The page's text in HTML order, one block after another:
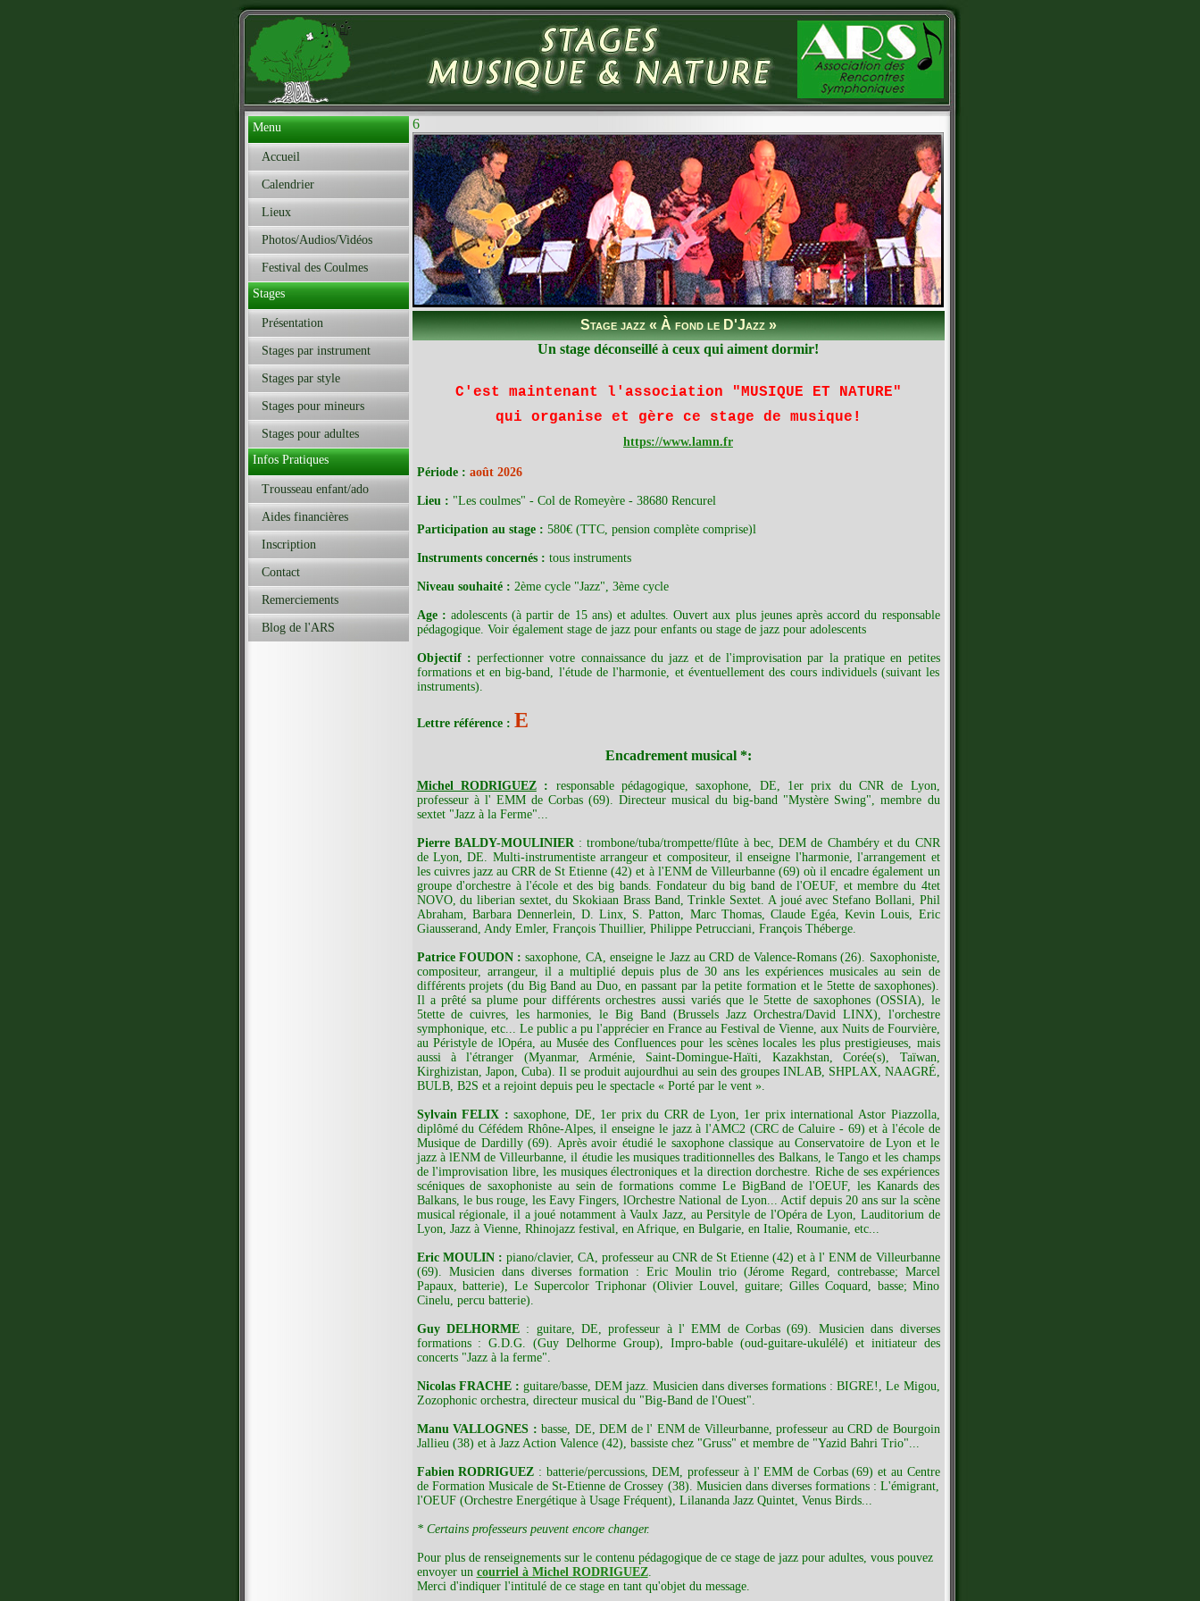
Menu
Accueil
Calendrier
Lieux
Photos/Audios/Vidéos
Festival des Coulmes
Stages
Présentation
Stages par instrument
Stages par style
Stages pour mineurs
Stages pour adultes
Infos Pratiques
Trousseau enfant/ado
Aides financières
Inscription
Contact
Remerciements
Blog de l'ARS
6
Stage jazz « À fond le D'Jazz »
Un stage déconseillé à ceux qui aiment dormir!
C'est maintenant l'association "MUSIQUE ET NATURE"
qui organise et gère ce stage de musique!
https://www.lamn.fr
Période : août 2026
Lieu : "Les coulmes" - Col de Romeyère - 38680 Rencurel
Participation au stage : 580€ (TTC, pension complète comprise)l
Instruments concernés : tous instruments
Niveau souhaité : 2ème cycle "Jazz", 3ème cycle
Age : adolescents (à partir de 15 ans) et adultes. Ouvert aux plus jeunes après accord du responsable
pédagogique. Voir également stage de jazz pour enfants ou stage de jazz pour adolescents
Objectif : perfectionner votre connaissance du jazz et de l'improvisation par la pratique en petites
formations et en big-band, l'étude de l'harmonie, et éventuellement des cours individuels (suivant les
instruments).
Lettre référence : E
Encadrement musical *:
Michel RODRIGUEZ: responsable pédagogique, saxophone, DE, 1er prix du CNR de Lyon,
professeur à l' EMM de Corbas (69). Directeur musical du big-band "Mystère Swing", membre du
sextet "Jazz à la Ferme"...
Pierre BALDY-MOULINIER: trombone/tuba/trompette/flûte à bec, DEM de Chambéry et du CNR
de Lyon, DE. Multi-instrumentiste arrangeur et compositeur, il enseigne l'harmonie, l'arrangement et
les cuivres jazz au CRR de St Etienne (42) et à l'ENM de Villeurbanne (69) où il encadre également un
groupe d'orchestre à l'école et des big bands. Fondateur du big band de l'OEUF, et membre du 4tet
NOVO, du liberian sextet, du Skokiaan Brass Band, Trinkle Sextet. A joué avec Stefano Bollani, Phil
Abraham, Barbara Dennerlein, D. Linx, S. Patton, Marc Thomas, Claude Egéa, Kevin Louis, Eric
Giausserand, Andy Emler, François Thuillier, Philippe Petrucciani, François Théberge.
Patrice FOUDON :saxophone, CA, enseigne le Jazz au CRD de Valence-Romans (26). Saxophoniste,
compositeur, arrangeur, il a multiplié depuis plus de 30 ans les expériences musicales au sein de
différents projets (du Big Band au Duo, en passant par la petite formation et le 5tette de saxophones).
Il a prêté sa plume pour différents orchestres aussi variés que le 5tette de saxophones (OSSIA), le
5tette de cuivres, les harmonies, le Big Band (Brussels Jazz Orchestra/David LINX), l'orchestre
symphonique, etc... Le public a pu l'apprécier en France au Festival de Vienne, aux Nuits de Fourvière,
au Péristyle de lOpéra, au Musée des Confluences pour les scènes locales les plus prestigieuses, mais
aussi à l'étranger (Myanmar, Arménie, Saint-Domingue-Haïti, Kazakhstan, Corée(s), Taïwan,
Kirghizistan, Japon, Cuba). Il se produit aujourdhui au sein des groupes INLAB, SHPLAX, NAAGRÉ,
BULB, B2S et a rejoint depuis peu le spectacle « Porté par le vent ».
Sylvain FELIX :saxophone, DE, 1er prix du CRR de Lyon, 1er prix international Astor Piazzolla,
diplômé du Céfédem Rhône-Alpes, il enseigne le jazz à l'AMC2 (CRC de Caluire - 69) et à l'école de
Musique de Dardilly (69). Après avoir étudié le saxophone classique au Conservatoire de Lyon et le
jazz à lENM de Villeurbanne, il étudie les musiques traditionnelles des Balkans, le Tango et les champs
de l'improvisation libre, les musiques électroniques et la direction dorchestre. Riche de ses expériences
scéniques de saxophoniste au sein de formations comme Le BigBand de l'OEUF, les Kanards des
Balkans, le bus rouge, les Eavy Fingers, lOrchestre National de Lyon... Actif depuis 20 ans sur la scène
musical régionale, il a joué notamment à Vaulx Jazz, au Persityle de l'Opéra de Lyon, Lauditorium de
Lyon, Jazz à Vienne, Rhinojazz festival, en Afrique, en Bulgarie, en Italie, Roumanie, etc...
Eric MOULIN : piano/clavier, CA, professeur au CNR de St Etienne (42) et à l' ENM de Villeurbanne
(69). Musicien dans diverses formation : Eric Moulin trio (Jérome Regard, contrebasse; Marcel
Papaux, batterie), Le Supercolor Triphonar (Olivier Louvel, guitare; Gilles Coquard, basse; Mino
Cinelu, percu batterie).
Guy DELHORME: guitare, DE, professeur à l' EMM de Corbas (69). Musicien dans diverses
formations : G.D.G. (Guy Delhorme Group), Impro-bable (oud-guitare-ukulélé) et initiateur des
concerts "Jazz à la ferme".
Nicolas FRACHE : guitare/basse, DEM jazz. Musicien dans diverses formations : BIGRE!, Le Migou,
Zozophonic orchestra, directeur musical du "Big-Band de l'Ouest".
Manu VALLOGNES : basse, DE, DEM de l' ENM de Villeurbanne, professeur au CRD de Bourgoin
Jallieu (38) et à Jazz Action Valence (42), bassiste chez "Gruss" et membre de "Yazid Bahri Trio"...
Fabien RODRIGUEZ : batterie/percussions, DEM, professeur à l' EMM de Corbas (69) et au Centre
de Formation Musicale de St-Etienne de Crossey (38). Musicien dans diverses formations : L'émigrant,
l'OEUF (Orchestre Energétique à Usage Fréquent), Lilananda Jazz Quintet, Venus Birds...
* Certains professeurs peuvent encore changer.
Pour plus de renseignements sur le contenu pédagogique de ce stage de jazz pour adultes, vous pouvez
envoyer un courriel à Michel RODRIGUEZ.
Merci d'indiquer l'intitulé de ce stage en tant qu'objet du message.